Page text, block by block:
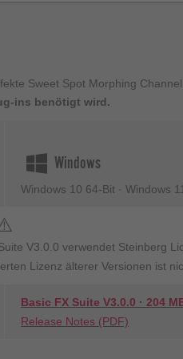
Sweet Spot Morphing
ins benötigt wird.
Windows
Windows 10 64-Bit · Windows
V3.0.0 verwendet Steinberg
Lizenz älterer Versionen ist
Basic FX Suite V3.0.0 · 204
Release Notes (PDF)